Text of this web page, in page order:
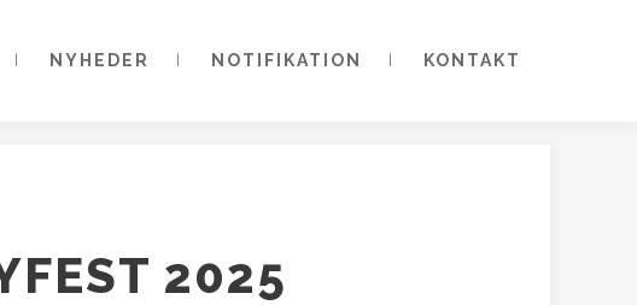
NYHEDER NOTIFIKATION KONTAKT
2025